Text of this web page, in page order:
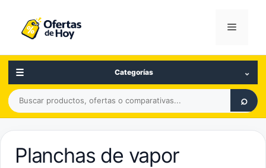
contenido
Menú
☰ Categorías ⌄
Buscar
productos,
comparativas
⌕
Planchas de vapor